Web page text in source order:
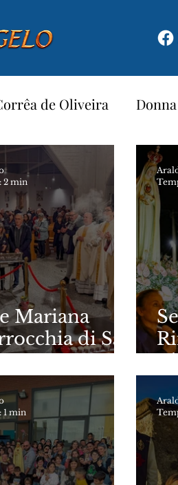
de Oliveira
Novena di Natale
Mariana
di San
–
2 min
1 min